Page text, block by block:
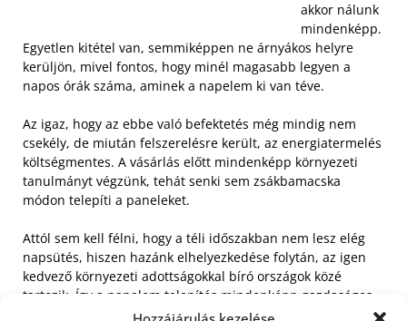
akkor nálunk
mindenképp.
Egyetlen kitétel van, semmiképpen ne árnyákos helyre
kerüljön, mivel fontos, hogy minél magasabb legyen a
napos órák száma, aminek a napelem ki van téve.
Az igaz, hogy az ebbe való befektetés még mindig nem
csekély, de miután felszerelésre került, az energiatermelés
költségmentes. A vásárlás előtt mindenképp környezeti
tanulmányt végzünk, tehát senki sem zsákbamacska
módon telepíti a paneleket.
Attól sem kell félni, hogy a téli időszakban nem lesz elég
napsütés, hiszen hazánk elhelyezkedése folytán, az igen
kedvező környezeti adottságokkal bíró országok közé
tartozik. Így a napelem telepítés mindenképp gazdaságos